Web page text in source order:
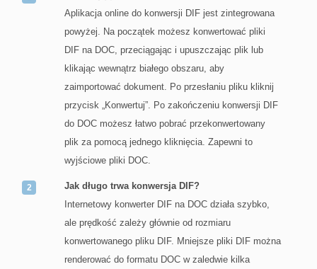
Aplikacja online do konwersji DIF jest zintegrowana
powyżej. Na początek możesz konwertować pliki
DIF na DOC, przeciągając i upuszczając plik lub
klikając wewnątrz białego obszaru, aby
zaimportować dokument. Po przesłaniu pliku kliknij
przycisk „Konwertuj”. Po zakończeniu konwersji DIF
do DOC możesz łatwo pobrać przekonwertowany
plik za pomocą jednego kliknięcia. Zapewni to
wyjściowe pliki DOC.
Jak długo trwa konwersja DIF?
Internetowy konwerter DIF na DOC działa szybko,
ale prędkość zależy głównie od rozmiaru
konwertowanego pliku DIF. Mniejsze pliki DIF można
renderować do formatu DOC w zaledwie kilka